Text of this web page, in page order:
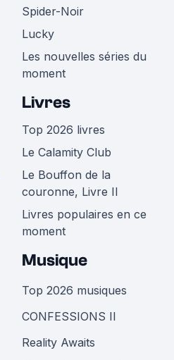
Spider-Noir
Lucky
Les nouvelles séries du
moment
Livres
Top 2026 livres
Le Calamity Club
Le Bouffon de la
couronne, Livre II
Livres populaires en ce
moment
Musique
Top 2026 musiques
CONFESSIONS II
Reality Awaits